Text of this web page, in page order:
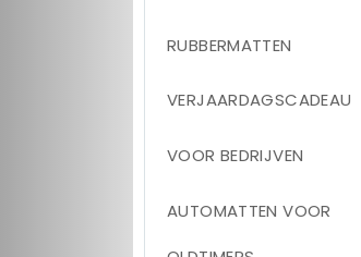
RUBBERMATTEN
VERJAARDAGSCADEAU
VOOR BEDRIJVEN
AUTOMATTEN VOOR